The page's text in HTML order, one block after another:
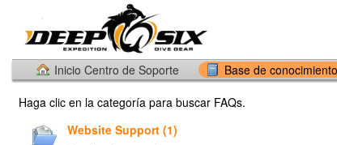
Inicio Centro de Soporte Base de
Haga clic en la categoría para buscar FAQs.
Website Support (1)